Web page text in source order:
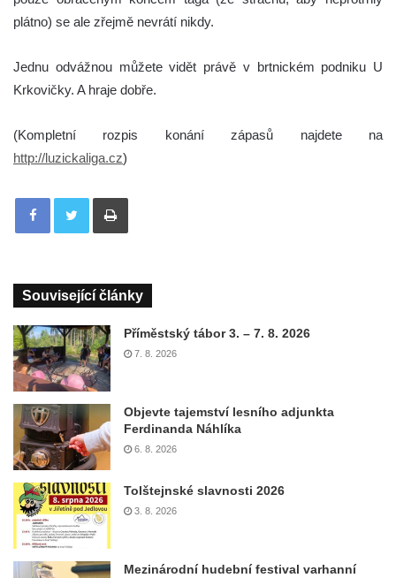
plátno) se ale zřejmě nevrátí nikdy.
Jednu odvážnou můžete vidět právě v brtnickém podniku U
Krkovičky. A hraje dobře.
(Kompletní rozpis konání zápasů najdete na
http://luzickaliga.cz)
Tisknout
Související články
Příměstský tábor 3. – 7. 8. 2026
7. 8. 2026
Objevte tajemství lesního adjunkta
Ferdinanda Náhlíka
6. 8. 2026
Tolštejnské slavnosti 2026
3. 8. 2026
Mezinárodní hudební festival varhanní